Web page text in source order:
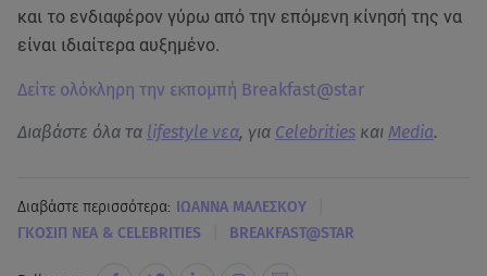
και το ενδιαφέρον γύρω από την επόμενη κίνησή της να
είναι ιδιαίτερα αυξημένο.
Δείτε ολόκληρη την εκπομπή Breakfast@star
Διαβάστε όλα τα lifestyle νεα, για Celebrities και Media.
Διαβάστε περισσότερα: ΙΩΑΝΝΑ ΜΑΛΕΣΚΟΥ
ΓΚΟΣΙΠ ΝΕΑ & CELEBRITIES BREAKFAST@STAR